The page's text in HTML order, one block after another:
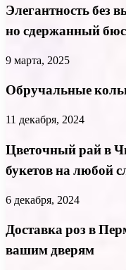
Элегантность без
но сдержанный
9 марта, 2025
Обручальные
11 декабря, 2024
Цветочный рай в
букетов на любой
6 декабря, 2024
Доставка роз в
вашим дверям